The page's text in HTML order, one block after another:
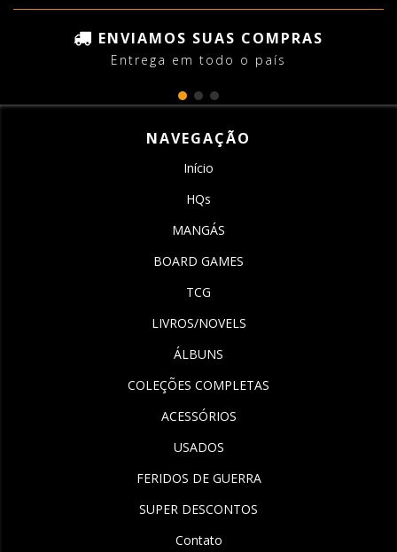
ENVIAMOS SUAS COMPRAS
Entrega em todo o país
NAVEGAÇÃO
Início
HQs
MANGÁS
BOARD GAMES
TCG
LIVROS/NOVELS
ÁLBUNS
COLEÇÕES COMPLETAS
ACESSÓRIOS
USADOS
FERIDOS DE GUERRA
SUPER DESCONTOS
Contato